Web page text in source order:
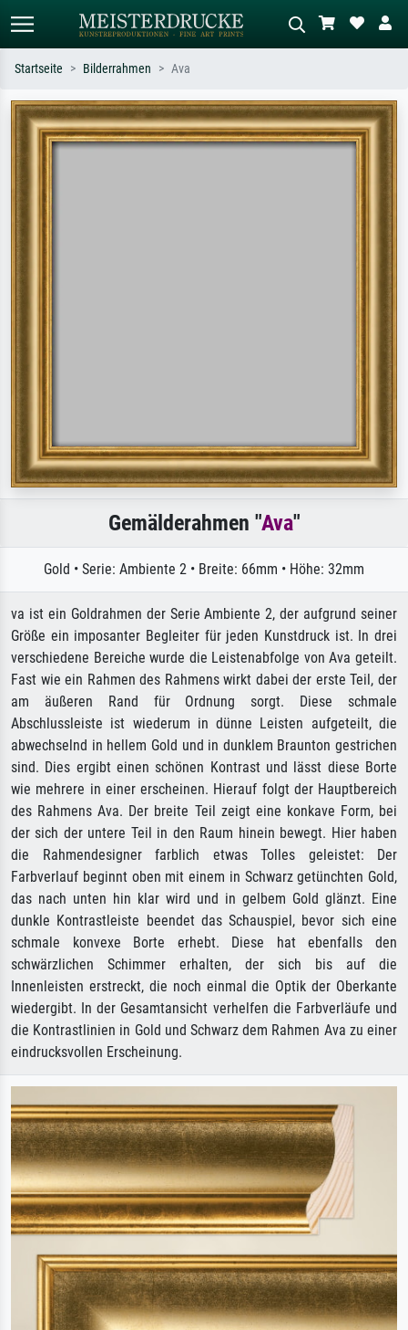
Standardsuche KI-Bildersuche
Suchen Sie nach Künstlern, Werktiteln
oder Stilen – z.B. Monet,
Beschreiben Sie die Szene – z.B. Grüne
Wiese, Abstrakt mit viel Rot, Dunkles
Ölgemälde, Stehender Akt neben einem
Startseite Bilderrahmen Ava
Gemälderahmen "Ava"
Gold • Serie: Ambiente 2 • Breite: 66mm • Höhe: 32mm
va ist ein Goldrahmen der Serie Ambiente 2, der aufgrund seiner
Größe ein imposanter Begleiter für jeden Kunstdruck ist. In drei
verschiedene Bereiche wurde die Leistenabfolge von Ava geteilt.
Fast wie ein Rahmen des Rahmens wirkt dabei der erste Teil, der
am äußeren Rand für Ordnung sorgt. Diese schmale
Abschlussleiste ist wiederum in dünne Leisten aufgeteilt, die
abwechselnd in hellem Gold und in dunklem Braunton gestrichen
sind. Dies ergibt einen schönen Kontrast und lässt diese Borte
wie mehrere in einer erscheinen. Hierauf folgt der Hauptbereich
des Rahmens Ava. Der breite Teil zeigt eine konkave Form, bei
der sich der untere Teil in den Raum hinein bewegt. Hier haben
die Rahmendesigner farblich etwas Tolles geleistet: Der
Farbverlauf beginnt oben mit einem in Schwarz getünchten Gold,
das nach unten hin klar wird und in gelbem Gold glänzt. Eine
dunkle Kontrastleiste beendet das Schauspiel, bevor sich eine
schmale konvexe Borte erhebt. Diese hat ebenfalls den
schwärzlichen Schimmer erhalten, der sich bis auf die
Innenleisten erstreckt, die noch einmal die Optik der Oberkante
wiedergibt. In der Gesamtansicht verhelfen die Farbverläufe und
die Kontrastlinien in Gold und Schwarz dem Rahmen Ava zu einer
eindrucksvollen Erscheinung.